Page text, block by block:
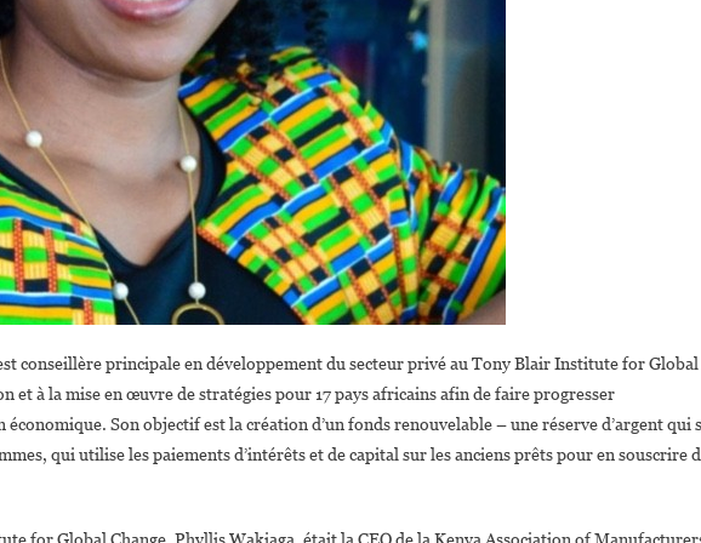
conseillère principale en développement du secteur privé au Tony Blair Institute for Global
et à la mise en œuvre de stratégies pour 17 pays africains afin de faire progresser
Son objectif est la création d’un fonds renouvelable – une réserve d’argent qui
qui utilise les paiements d’intérêts et de capital sur les anciens prêts pour en souscrire
for Global Change, Phyllis Wakiaga, était la CEO de la Kenya Association of